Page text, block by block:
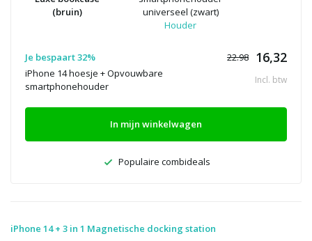
(bruin)
universeel (zwart)
Houder
Je bespaart 32% 22.98 16,32
iPhone 14 hoesje + Opvouwbare
smartphonehouder
Incl. btw
In mijn winkelwagen
Populaire combideals
iPhone 14 + 3 in 1 Magnetische docking station